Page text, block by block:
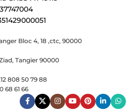
Bloc 4, 18 ,ctc, 90000
Tangier 90000
808 50 79 88
68 61 66